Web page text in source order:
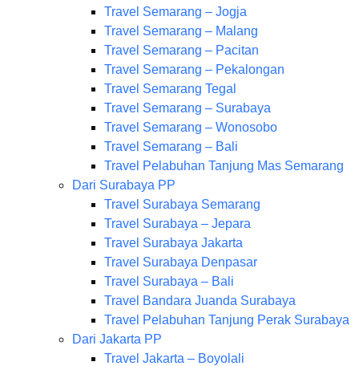
Travel Semarang – Jogja
Travel Semarang – Malang
Travel Semarang – Pacitan
Travel Semarang – Pekalongan
Travel Semarang Tegal
Travel Semarang – Surabaya
Travel Semarang – Wonosobo
Travel Semarang – Bali
Travel Pelabuhan Tanjung Mas Semarang
Dari Surabaya PP
Travel Surabaya Semarang
Travel Surabaya – Jepara
Travel Surabaya Jakarta
Travel Surabaya Denpasar
Travel Surabaya – Bali
Travel Bandara Juanda Surabaya
Travel Pelabuhan Tanjung Perak Surabaya
Dari Jakarta PP
Travel Jakarta – Boyolali